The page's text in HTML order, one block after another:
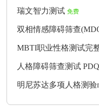
瑞文智力测试 免费
双相情感障碍筛查
MBTI职业性格测试完
人格障碍筛查测试
明尼苏达多项人格测验